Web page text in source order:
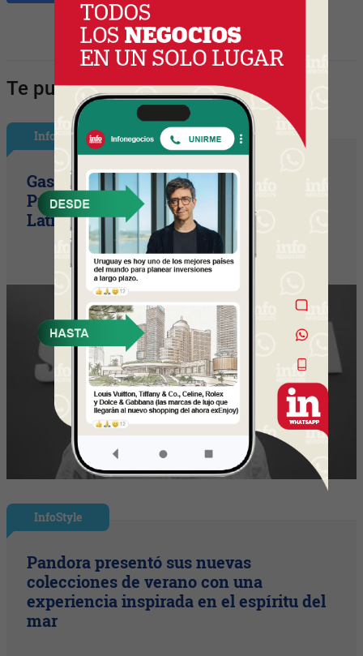
Te puede interesar:
InfoGerentes
Gastón Beroiz asume como Sr. Vice
President Technology para
Latinoamérica en Equifax
InfoStyle
Pandora presentó sus nuevas
colecciones de verano con una
experiencia inspirada en el espíritu del
mar